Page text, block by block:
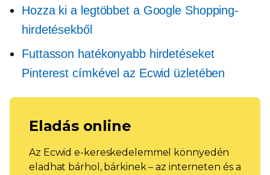
Hozza ki a legtöbbet a Google Shopping-
hirdetésekből
Futtasson hatékonyabb hirdetéseket
Pinterest címkével az Ecwid üzletében
Eladás online
Az Ecwid e-kereskedelemmel könnyedén
eladhat bárhol, bárkinek – az interneten és a